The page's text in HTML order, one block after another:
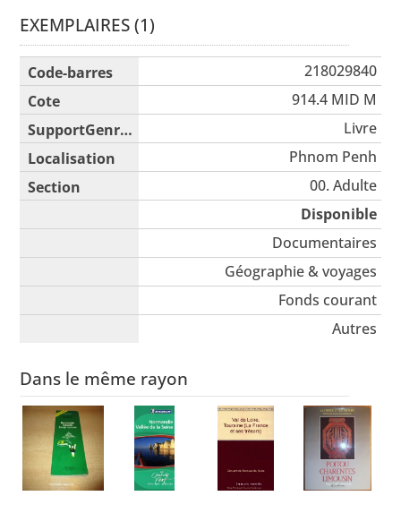
EXEMPLAIRES (1)
Liste des exemplaires
218029840
914.4 MID M
Livre
Phnom Penh
00. Adulte
Disponible
Documentaires
Géographie & voyages
Fonds courant
Autres
Dans le même rayon